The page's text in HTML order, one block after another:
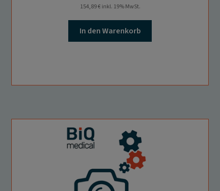
154,89€inkl. 19% MwSt.
In den Warenkorb